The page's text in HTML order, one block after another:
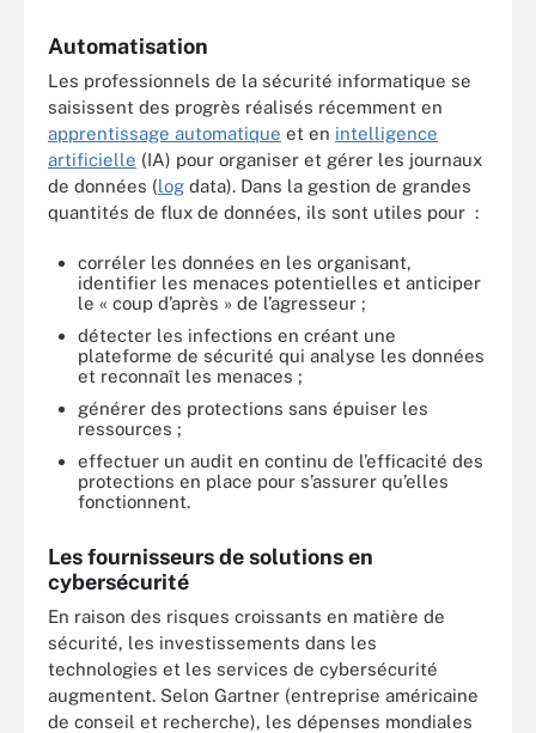
Automatisation
Les professionnels de la sécurité informatique se
saisissent des progrès réalisés récemment en
apprentissage automatique et en intelligence
artificielle (IA) pour organiser et gérer les journaux
de données (log data). Dans la gestion de grandes
quantités de flux de données, ils sont utiles pour :
corréler les données en les organisant,
identifier les menaces potentielles et anticiper
le « coup d’après » de l’agresseur ;
détecter les infections en créant une
plateforme de sécurité qui analyse les données
et reconnaît les menaces ;
générer des protections sans épuiser les
ressources ;
effectuer un audit en continu de l’efficacité des
protections en place pour s’assurer qu’elles
fonctionnent.
Les fournisseurs de solutions en
cybersécurité
En raison des risques croissants en matière de
sécurité, les investissements dans les
technologies et les services de cybersécurité
augmentent. Selon Gartner (entreprise américaine
de conseil et recherche), les dépenses mondiales